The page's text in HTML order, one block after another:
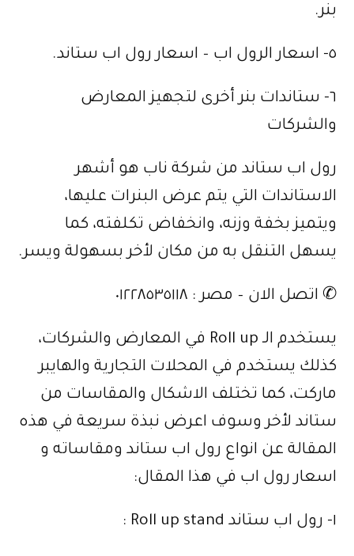
بنر.
٥- اسعار الرول اب – اسعار رول اب ستاند.
٦- ستاندات بنر أخرى لتجهيز المعارض
والشركات
رول اب ستاند من شركة ناب هو أشهر
الاستاندات التي يتم عرض البنرات عليها،
ويتميز بخفة وزنه، وانخفاض تكلفته، كما
يسهل التنقل به من مكان لأخر بسهولة ويسر.
✆ اتصل الان – مصر : ٠١٢٢٨٥٣٥١١٨
يستخدم الـ Roll up في المعارض والشركات،
كذلك يستخدم في المحلات التجارية والهايبر
ماركت، كما تختلف الاشكال والمقاسات من
ستاند لأخر وسوف اعرض نبذة سريعة في هذه
المقالة عن انواع رول اب ستاند ومقاساته و
اسعار رول اب في هذا المقال:
١- رول اب ستاند Roll up stand :